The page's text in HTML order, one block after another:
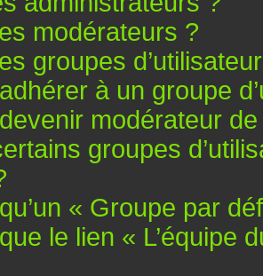
modérateurs ?
groupes
à un groupe
modérateur
groupes
« Groupe par
le lien « L’équipe